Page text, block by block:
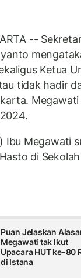
--
Ketua
tidak hadir
Ibu Megawati
di
Puan Jelaskan
Megawati tak Ikut
Upacara HUT ke-80
di Istana